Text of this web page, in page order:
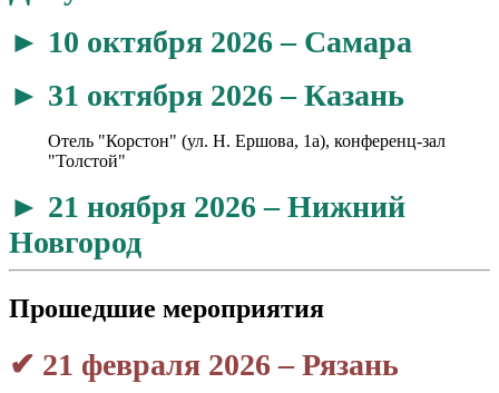
► 10 октября 2026– Самара
► 31 октября 2026 – Казань
Отель "Корстон" (ул. Н. Ершова, 1а), конференц-зал
"Толстой"
► 21 ноября 2026– Нижний
Новгород
Прошедшие мероприятия
✔ 21 февраля 2026 – Рязань